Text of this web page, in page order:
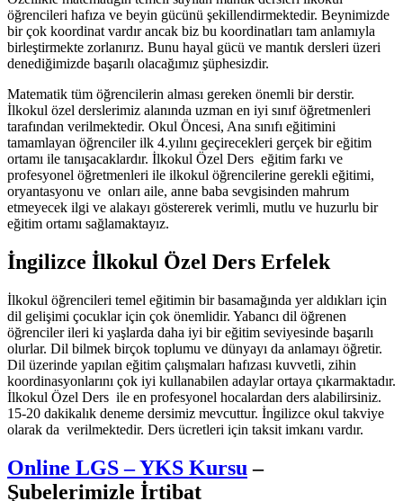
öğrencileri hafıza ve beyin gücünü şekillendirmektedir. Beynimizde
bir çok koordinat vardır ancak biz bu koordinatları tam anlamıyla
birleştirmekte zorlanırız. Bunu hayal gücü ve mantık dersleri üzeri
denediğimizde başarılı olacağımız şüphesizdir.
Matematik tüm öğrencilerin alması gereken önemli bir derstir.
İlkokul özel derslerimiz alanında uzman en iyi sınıf öğretmenleri
tarafından verilmektedir. Okul Öncesi, Ana sınıfı eğitimini
tamamlayan öğrenciler ilk 4.yılını geçirecekleri gerçek bir eğitim
ortamı ile tanışacaklardır. İlkokul Özel Ders eğitim farkı ve
profesyonel öğretmenleri ile ilkokul öğrencilerine gerekli eğitimi,
oryantasyonu ve onları aile, anne baba sevgisinden mahrum
etmeyecek ilgi ve alakayı göstererek verimli, mutlu ve huzurlu bir
eğitim ortamı sağlamaktayız.
İngilizce İlkokul Özel Ders Erfelek
İlkokul öğrencileri temel eğitimin bir basamağında yer aldıkları için
dil gelişimi çocuklar için çok önemlidir. Yabancı dil öğrenen
öğrenciler ileri ki yaşlarda daha iyi bir eğitim seviyesinde başarılı
olurlar. Dil bilmek birçok toplumu ve dünyayı da anlamayı öğretir.
Dil üzerinde yapılan eğitim çalışmaları hafızası kuvvetli, zihin
koordinasyonlarını çok iyi kullanabilen adaylar ortaya çıkarmaktadır.
İlkokul Özel Ders ile en profesyonel hocalardan ders alabilirsiniz.
15-20 dakikalık deneme dersimiz mevcuttur. İngilizce okul takviye
olarak da verilmektedir. Ders ücretleri için taksit imkanı vardır.
Online LGS – YKS Kursu –
Şubelerimizle İrtibat